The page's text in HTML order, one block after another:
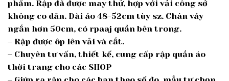
phẩm. Rập đã được may thử, hợp với vải công sở
không co dãn. Dài áo 48-52cm tùy sz. Chân váy
ngắn hơn 50cm, có rpaaj quần bên trong.
– Rập được ôp lên vải và cắt.
– Chuyên tư vấn, thiết kế, cung cấp rập quần áo
thời trang cho các SHOP